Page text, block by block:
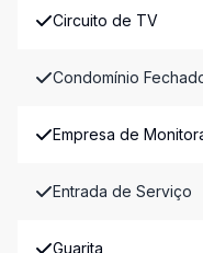
Circuito de TV
Condomínio
Empresa de
Entrada de Serviço
Guarita